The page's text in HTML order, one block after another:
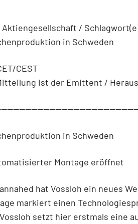
Aktiengesellschaft /
in Schweden
CEST
ist der Emittent /
in Schweden
Montage eröffnet
hat Vossloh ein neues
markiert einen
setzt hier erstmals eine